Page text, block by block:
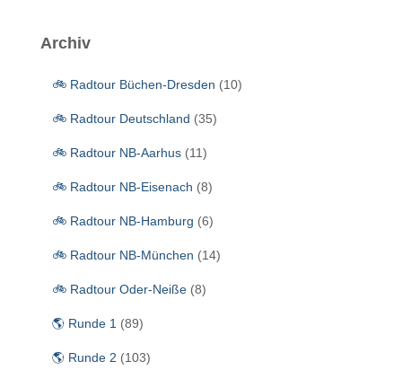
n
Archiv
🚲 Radtour Büchen-Dresden (10)
🚲 Radtour Deutschland (35)
🚲 Radtour NB-Aarhus (11)
🚲 Radtour NB-Eisenach (8)
🚲 Radtour NB-Hamburg (6)
🚲 Radtour NB-München (14)
🚲 Radtour Oder-Neiße (8)
🌎 Runde 1 (89)
🌎 Runde 2 (103)